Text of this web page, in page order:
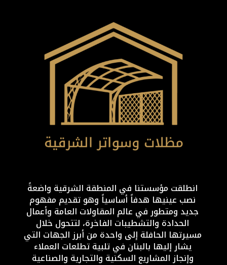
انطلقت مؤسستنا في المنطقة الشرقية واضعةً
نصب عينيها هدفاً أساسياً وهو تقديم مفهوم
جديد ومتطور في عالم المقاولات العامة وأعمال
الحدادة والتشطيبات الفاخرة، لتتحول خلال
مسيرتها الحافلة إلى واحدة من أبرز الجهات التي
يشار إليها بالبنان في تلبية تطلعات العملاء
وإنجاز المشاريع السكنية والتجارية والصناعية